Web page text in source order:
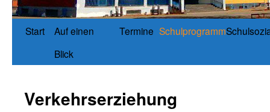
Start
Auf einen
Blick
Termine Schulprogramm
Verkehrserziehung